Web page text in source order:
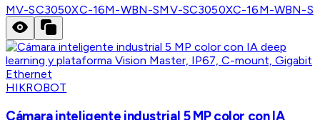
MV-SC3050XC-16M-WBN-SMV-SC3050XC-16M-WBN-S
HIKROBOT
Cámara inteligente industrial 5 MP color con IA